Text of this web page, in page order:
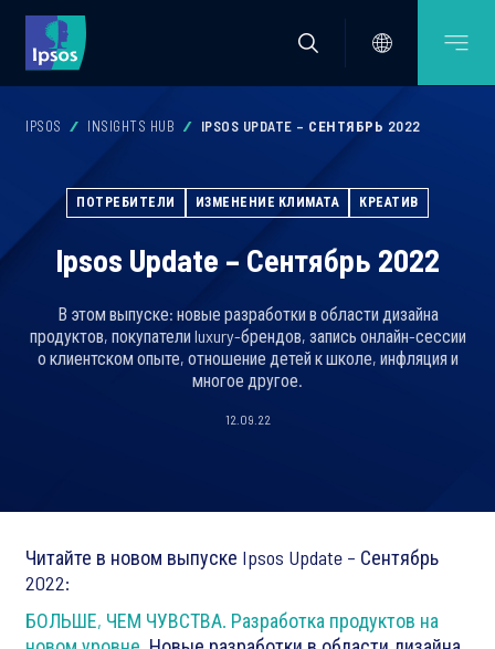
IPSOS INSIGHTS HUB IPSOS UPDATE – СЕНТЯБРЬ 2022
ПОТРЕБИТЕЛИ ИЗМЕНЕНИЕ КЛИМАТА КРЕАТИВ
Ipsos Update – Сентябрь 2022
В этом выпуске: новые разработки в области дизайна
продуктов, покупатели luxury-брендов, запись онлайн-сессии
о клиентском опыте, отношение детей к школе, инфляция и
многое другое.
12.09.22
Читайте в новом выпуске Ipsos Update – Сентябрь
2022:
БОЛЬШЕ, ЧЕМ ЧУВСТВА. Разработка продуктов на